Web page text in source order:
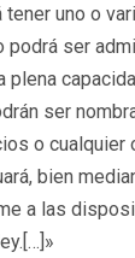
uno o
ser
ser
o cualquier
bien
a las